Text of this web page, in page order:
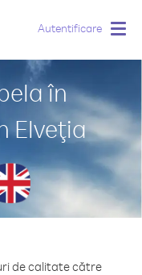
Autentificare
în
Elveţia
de calitate către